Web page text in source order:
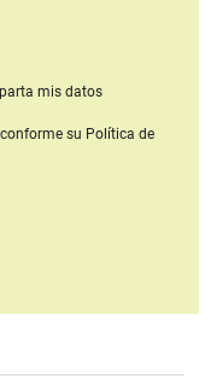
mis datos
conforme su Política de